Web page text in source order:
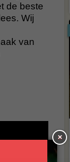
de beste
Wij
van
×